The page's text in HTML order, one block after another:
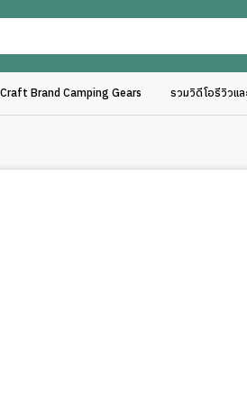
Brand Camping Gears รวมวิดีโอรีวิวแ